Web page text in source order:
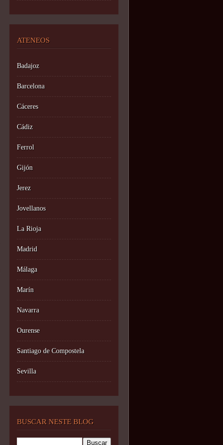
ATENEOS
Badajoz
Barcelona
Cáceres
Cádiz
Ferrol
Gijón
Jerez
Jovellanos
La Rioja
Madrid
Málaga
Marín
Navarra
Ourense
Santiago de Compostela
Sevilla
BUSCAR NESTE BLOG